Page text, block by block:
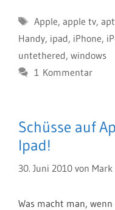
Schlagwörter
Apple, apple tv,
Handy, ipad, iPhone,
untethered, windows
1 Kommentar
Schüsse auf
Ipad!
30. Juni 2010 von Mark
Was macht man,